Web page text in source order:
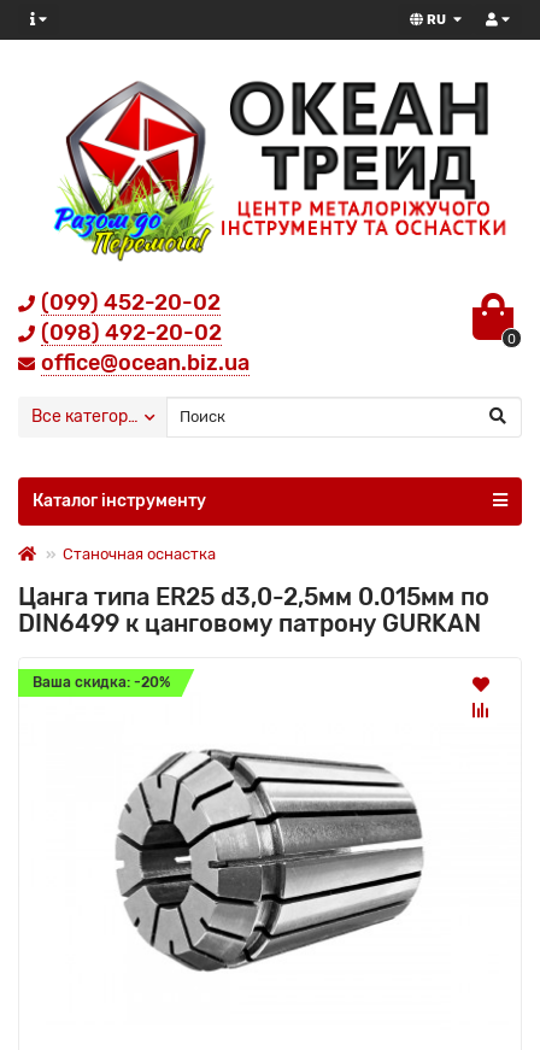
RU
(099) 452-20-02
(098) 492-20-02
office@ocean.biz.ua
0
Все категории
Каталог інструменту
Станочная оснастка
Цанга типа ER25 d3,0-2,5мм 0.015мм по
DIN6499 к цанговому патрону GURKAN
Ваша скидка: -20%